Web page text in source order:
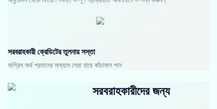
সরবরাহকারী ক্রেডিটের তুলনায় সস্তা
অগ্রিম অর্থ প্রদানের মাধ্যমে সেরা হারে কাঁচামাল পান
সরবরাহকারীদের জন্য